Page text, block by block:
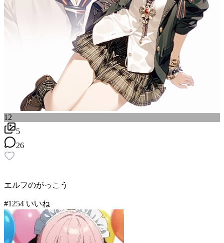
12
5
26
エルフのがっこう
#1254 いいね